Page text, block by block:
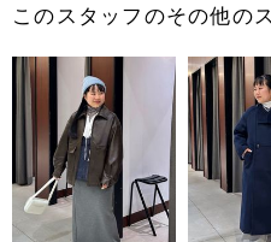
このスタッフのその他の